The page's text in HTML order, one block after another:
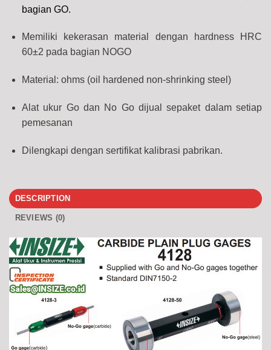
bagian GO.
Memiliki kekerasan material dengan hardness HRC
60±2 pada bagian NOGO
Material: ohms (oil hardened non-shrinking steel)
Alat ukur Go dan No Go dijual sepaket dalam setiap
pemesanan
Dilengkapi dengan sertifikat kalibrasi pabrikan.
DESCRIPTION
REVIEWS (0)